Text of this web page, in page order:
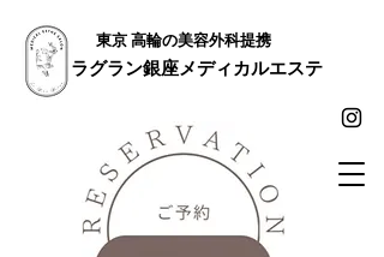
東京 高輪の美容外科提携
ラグラン銀座メディカルエステ